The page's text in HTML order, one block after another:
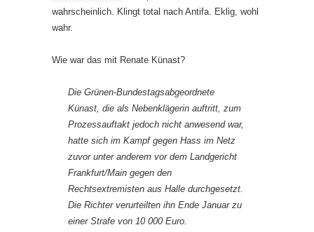
wahrscheinlich. Klingt total nach Antifa. Eklig, wohl
wahr.
Wie war das mit Renate Künast?
Die Grünen-Bundestagsabgeordnete
Künast, die als Nebenklägerin auftritt, zum
Prozessauftakt jedoch nicht anwesend war,
hatte sich im Kampf gegen Hass im Netz
zuvor unter anderem vor dem Landgericht
Frankfurt/Main gegen den
Rechtsextremisten aus Halle durchgesetzt.
Die Richter verurteilten ihn Ende Januar zu
einer Strafe von 10 000 Euro.